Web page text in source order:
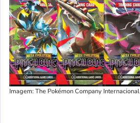
Imagem: The Pokémon Company Internacional